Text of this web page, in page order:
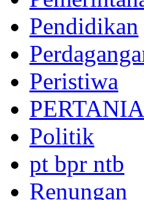
Pendidikan
Peristiwa
Politik
pt bpr ntb
Renungan